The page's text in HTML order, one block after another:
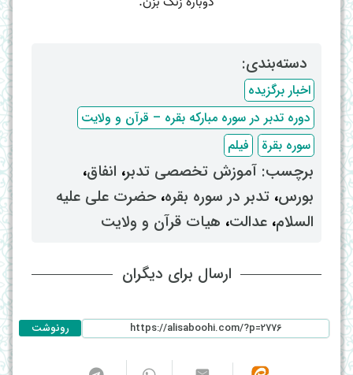
دسته‌بندی: ‌
اخبار برگزیده
دوره تدبر در سوره مبارکه بقره – قرآن و ولایت
سوره بقرة
فیلم
برچسب: ‌ آموزش تخصصی تدبر، ‌ انفاق،
بورس، ‌ تدبر در سوره بقره، ‌ حضرت علی علیه
السلام، ‌ عدالت، ‌ هیات قرآن و ولایت
ارسال برای دیگران
رونوشت